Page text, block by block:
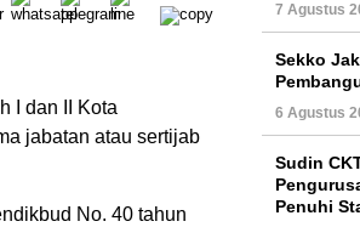
I dan II Kota
jabatan atau sertijab
No. 40 tahun
7 Agustus
Sekko
6 Agustus
Sudin
Penuhi